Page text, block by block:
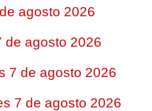
agosto 2026
de agosto 2026
7 de agosto 2026
7 de agosto 2026